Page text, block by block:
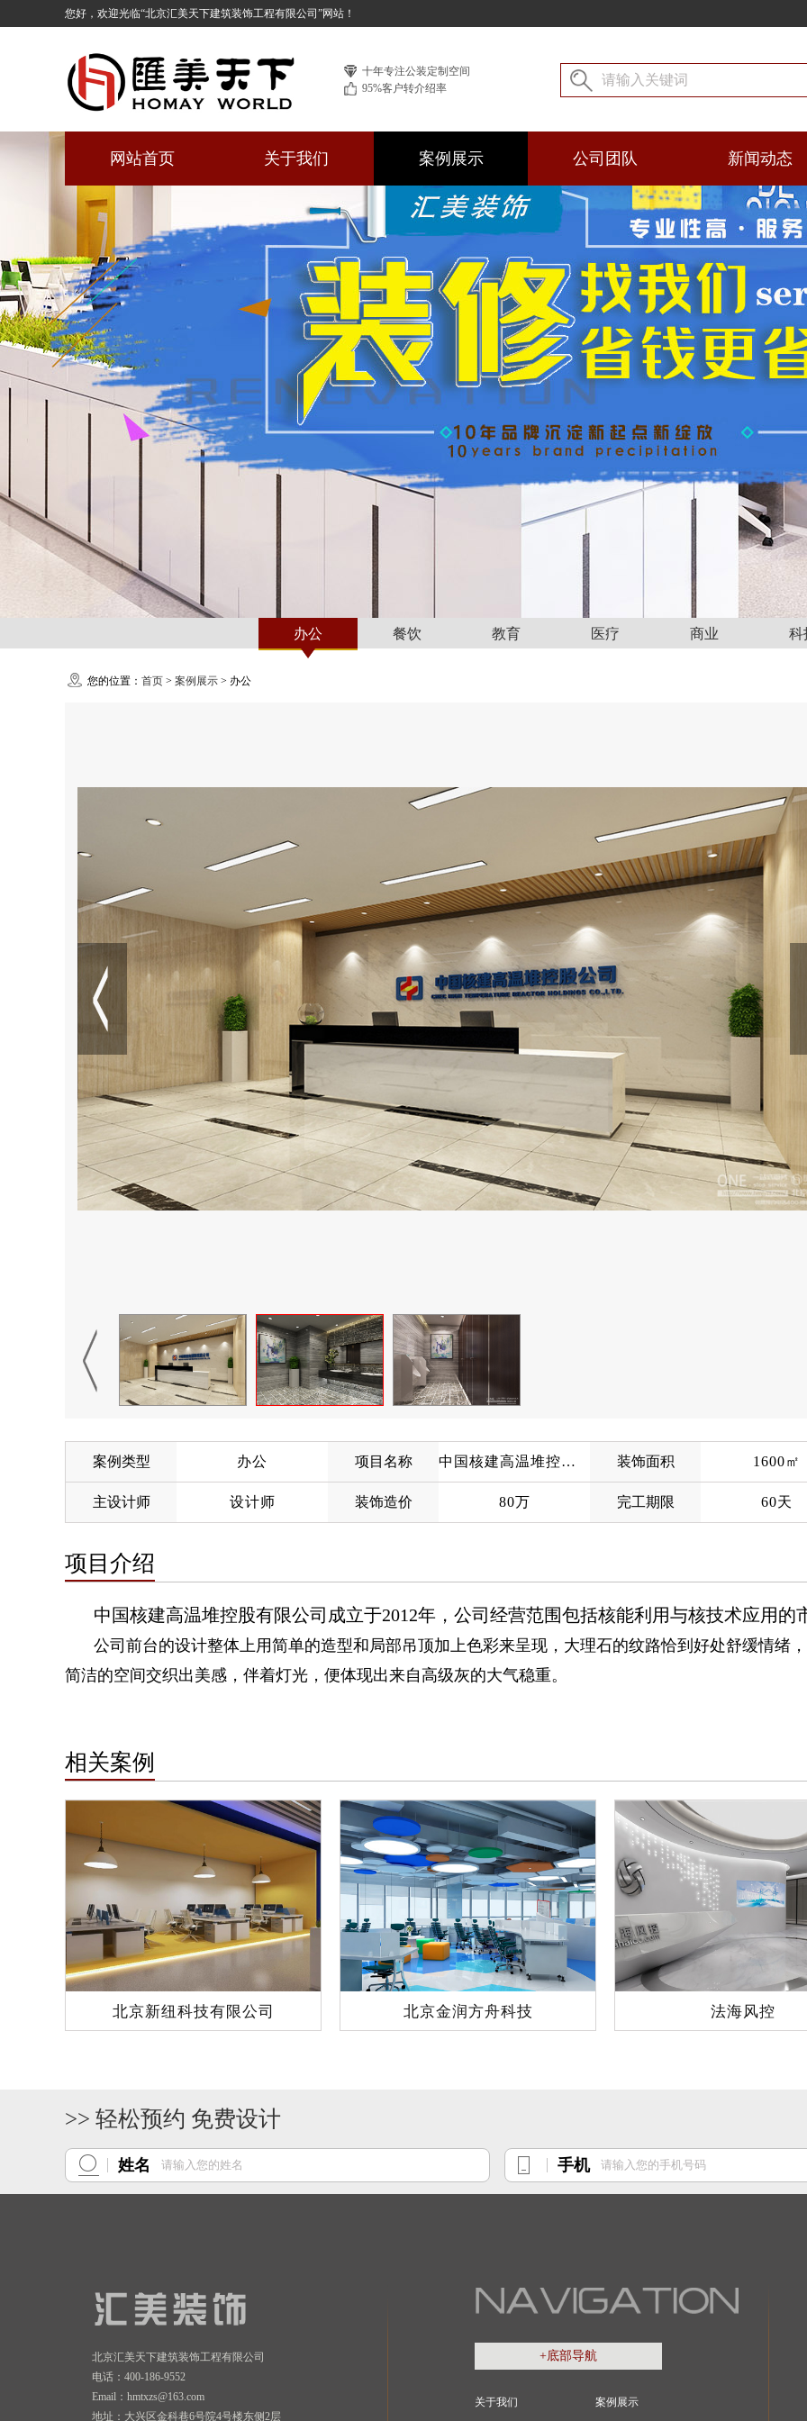
您好，欢迎光临“北京汇美天下建筑装饰工程有限公司”网站！
十年专注公装定制空间
95%客户转介绍率
网站首页 关于我们 案例展示 公司团队 新闻动态
办公 餐饮 教育 医疗 商业 科
您的位置： 首页 > 案例展示 > 办公
案例类型 办公 项目名称 中国核建高温堆控股有限公司 装饰面积 1600㎡
主设计师 设计师 装饰造价 80万 完工期限 60天
项目介绍
中国核建高温堆控股有限公司成立于2012年，公司经营范围包括核能利用与核技术应用的
公司前台的设计整体上用简单的造型和局部吊顶加上色彩来呈现，大理石的纹路恰到好处舒缓情绪
简洁的空间交织出美感，伴着灯光，便体现出来自高级灰的大气稳重。
相关案例
北京新纽科技有限公司 北京金润方舟科技 法海风控
>> 轻松预约 免费设计
姓名 手机
北京汇美天下建筑装饰工程有限公司
电话：400-186-9552
Email：hmtxzs@163.com
地址：大兴区金科巷6号院4号楼东侧2层
+底部导航
关于我们 案例展示